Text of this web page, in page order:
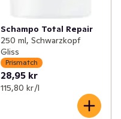
Schampo Total Repair
250 ml, Schwarzkopf
Gliss
Prismatch
28,95 kr
115,80 kr /l